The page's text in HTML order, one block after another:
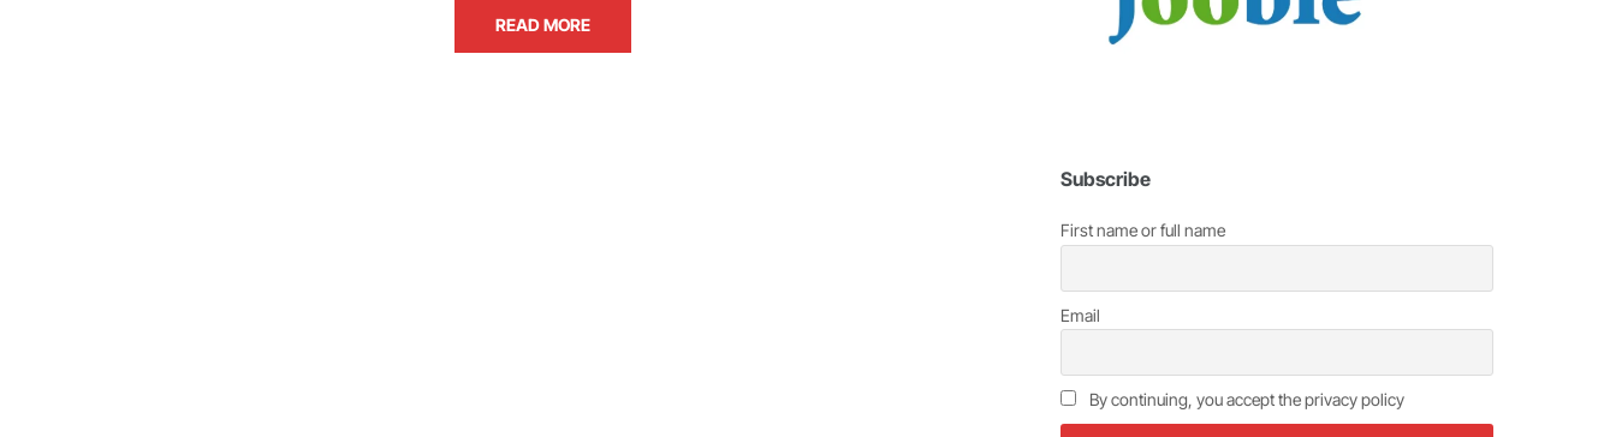
READ MORE
Subscribe
First name or full name
Email
By continuing, you accept the privacy policy